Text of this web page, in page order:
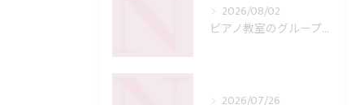
2026/08/02
ピアノ教室のグループレッスンを徹底比較メリットとデメリットから選び方のコツを解説
2026/07/26